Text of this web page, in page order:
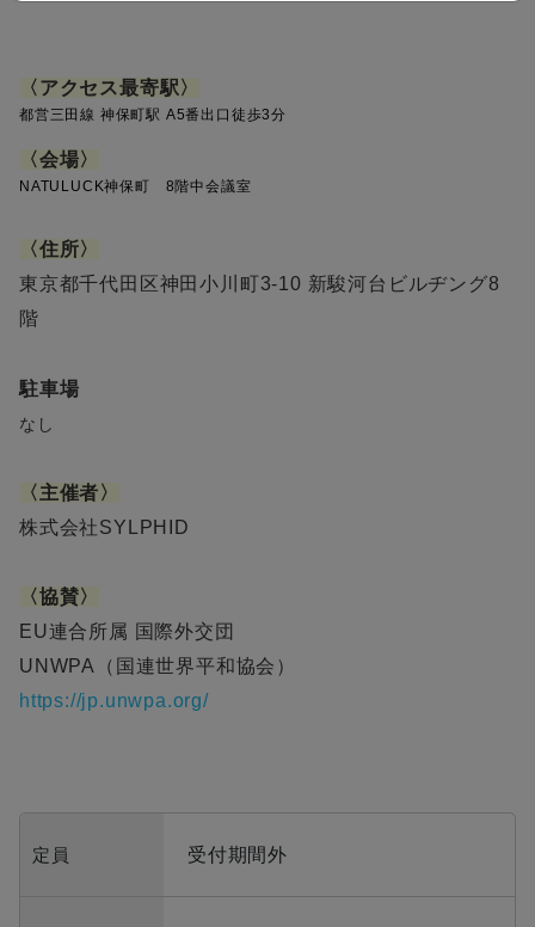
〈 アクセス最寄駅〉
都営三田線 神保町駅 A5番出口徒歩3分
〈会場〉
NATULUCK神保町 8階中会議室
〈住所〉
東京都千代田区神田小川町3-10 新駿河台ビルヂング8
階
駐車場
なし
〈 主催者〉
​株式会社SYLPHID
〈協賛〉
EU連合所属 国際外交団
UNWPA（国連世界平和協会）
https://jp.unwpa.org/
定員 受付期間外